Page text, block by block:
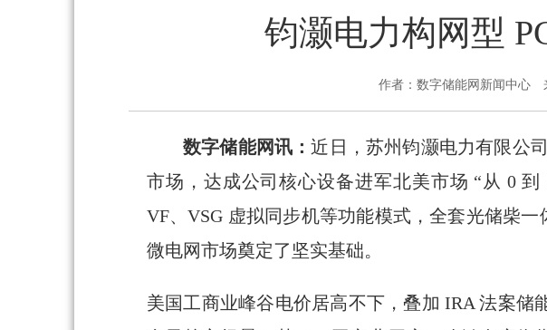
钧灏电力构网型
作者：数字储能网新闻中心
数字储能网讯：近日，苏州钧灏电力有限公
市场，达成公司核心设备进军北美市场 “从 0 到
VF、VSG 虚拟同步机等功能模式，全套光储柴
微电网市场奠定了坚实基础。
美国工商业峰谷电价居高不下，叠加 IRA 法案储